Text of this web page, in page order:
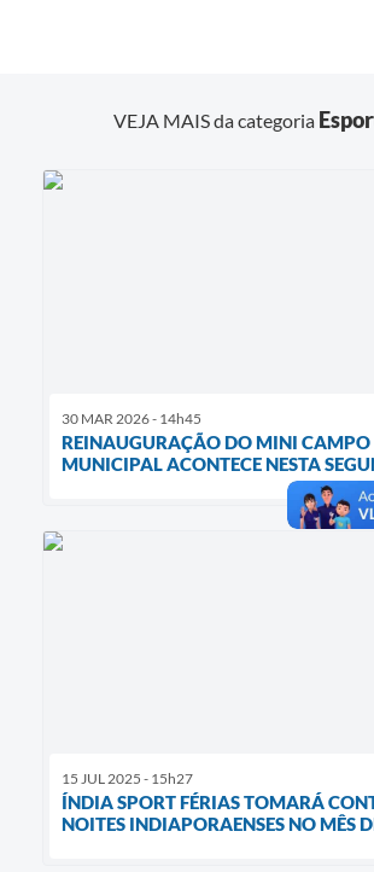
VEJA MAIS da categoria
30 MAR 2026 - 14h45
REINAUGURAÇÃO DO MINI CAMPO
MUNICIPAL ACONTECE NESTA
15 JUL 2025 - 15h27
ÍNDIA SPORT FÉRIAS TOMARÁ
NOITES INDIAPORAENSES NO MÊS